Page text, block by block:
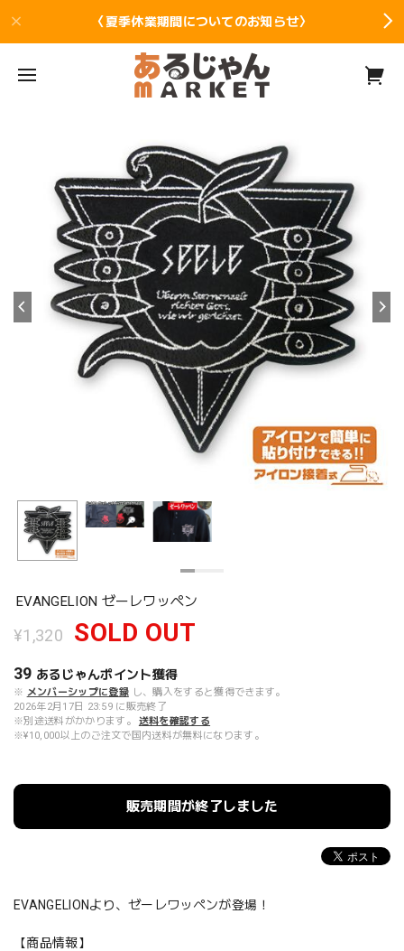
〈夏季休業期間についてのお知らせ〉
EVANGELION ゼーレワッペン
¥1,320 SOLD OUT
39 あるじゃんポイント獲得
※ メンバーシップに登録 し、購入をすると獲得できます。
2026年2月17日 23:59 に販売終了
※別途送料がかかります。
送料を確認する
※¥10,000以上のご注文で国内送料が無料になります。
販売期間が終了しました
EVANGELIONより、ゼーレワッペンが登場！
【商品情報】